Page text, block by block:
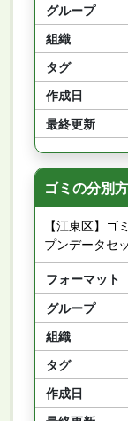
グループ
組織
タグ
作成日
最終更新
ゴミの分別
【江東区】ゴ
プンデータセ
フォーマット
グループ
組織
タグ
作成日